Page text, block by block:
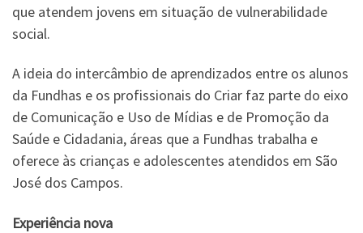
que atendem jovens em situação de vulnerabilidade
social.
A ideia do intercâmbio de aprendizados entre os alunos
da Fundhas e os profissionais do Criar faz parte do eixo
de Comunicação e Uso de Mídias e de Promoção da
Saúde e Cidadania, áreas que a Fundhas trabalha e
oferece às crianças e adolescentes atendidos em São
José dos Campos.
Experiência nova